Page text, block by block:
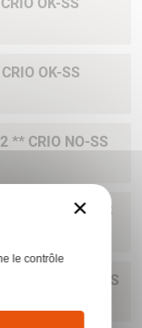
×
le contrôle